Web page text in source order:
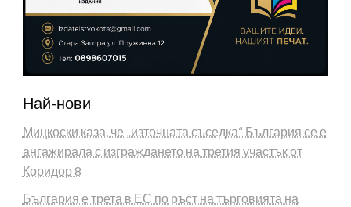
Най-нови
Мицкоски каза, че „източната съседка“ България се е
ангажирала с изграждането на третия участък от
Коридор 8
България е трета в ЕС по ръст на търговията на